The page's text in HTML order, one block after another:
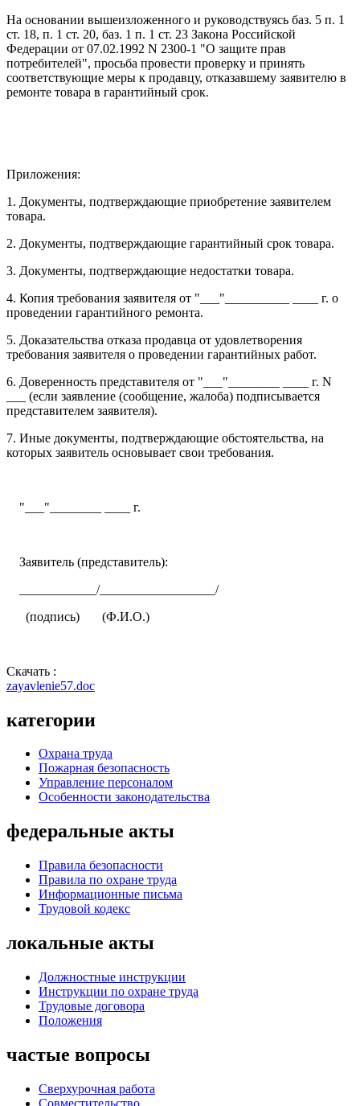
На основании вышеизложенного и руководствуясь баз. 5 п. 1
ст. 18, п. 1 ст. 20, баз. 1 п. 1 ст. 23 Закона Российской
Федерации от 07.02.1992 N 2300-1 "О защите прав
потребителей", просьба провести проверку и принять
соответствующие меры к продавцу, отказавшему заявителю в
ремонте товара в гарантийный срок.
Приложения:
1. Документы, подтверждающие приобретение заявителем
товара.
2. Документы, подтверждающие гарантийный срок товара.
3. Документы, подтверждающие недостатки товара.
4. Копия требования заявителя от "___"__________ ____ г. о
проведении гарантийного ремонта.
5. Доказательства отказа продавца от удовлетворения
требования заявителя о проведении гарантийных работ.
6. Доверенность представителя от "___"________ ____ г. N
___ (если заявление (сообщение, жалоба) подписывается
представителем заявителя).
7. Иные документы, подтверждающие обстоятельства, на
которых заявитель основывает свои требования.
"___"________ ____ г.
Заявитель (представитель):
____________/__________________/
(подпись) (Ф.И.О.)
Скачать :
zayavlenie57.doc
категории
Охрана труда
Пожарная безопасность
Управление персоналом
Особенности законодательства
федеральные акты
Правила безопасности
Правила по охране труда
Информационные письма
Трудовой кодекс
локальные акты
Должностные инструкции
Инструкции по охране труда
Трудовые договора
Положения
частые вопросы
Сверхурочная работа
Совместительство